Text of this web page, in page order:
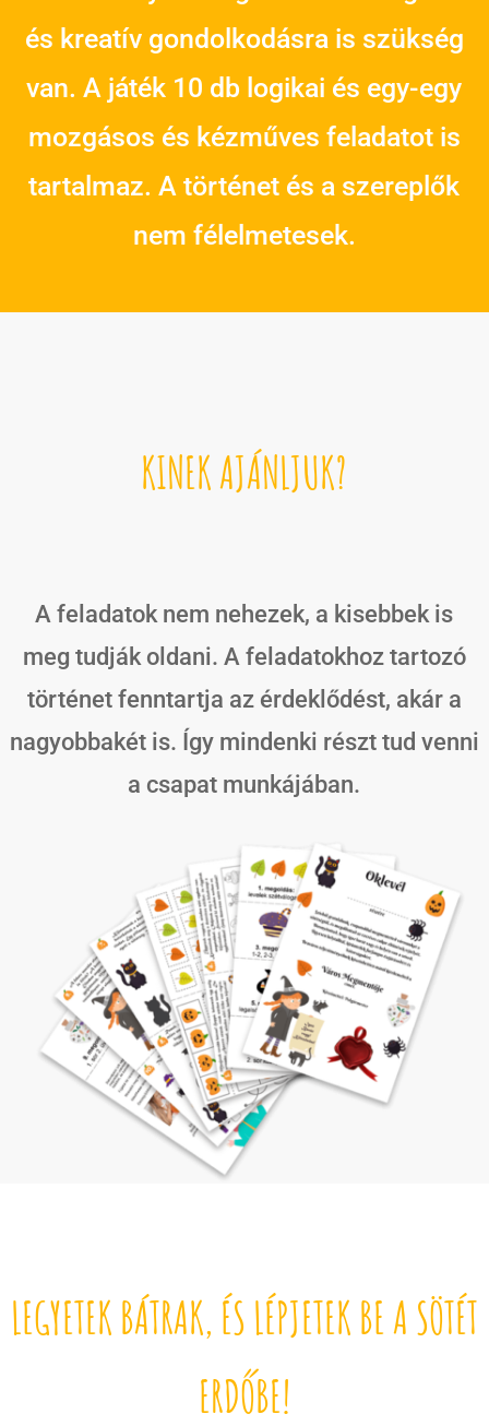
és kreatív gondolkodásra is szükség
van. A játék 10 db logikai és egy-egy
mozgásos és kézműves feladatot is
tartalmaz. A történet és a szereplők
nem félelmetesek.
KINEK AJÁNLJUK?
A feladatok nem nehezek, a kisebbek is
meg tudják oldani. A feladatokhoz tartozó
történet fenntartja az érdeklődést, akár a
nagyobbakét is. Így mindenki részt tud venni
a csapat munkájában.
LEGYETEK BÁTRAK, ÉS LÉPJETEK BE A SÖTÉT
ERDŐBE!